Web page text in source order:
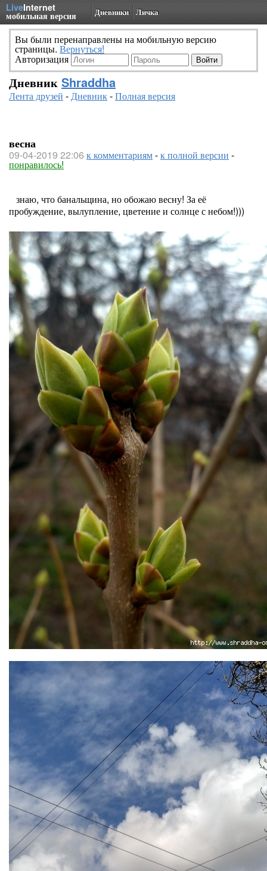
LiveInternet
мобильная версия Дневники Личка
Вы были перенаправлены на мобильную версию
страницы. Вернуться!
Авторизация
Дневник Shraddha
Лента друзей -Дневник-Полная версия
весна
09-04-2019 22:06 к комментариям-к полной версии -
понравилось!
знаю, что банальщина, но обожаю весну! За её
пробуждение, вылупление, цветение и солнце с небом!)))